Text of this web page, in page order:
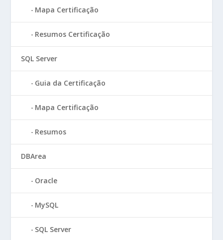
Mapa Certificação
Resumos Certificação
SQL Server
Guia da Certificação
Mapa Certificação
Resumos
DBArea
Oracle
MySQL
SQL Server